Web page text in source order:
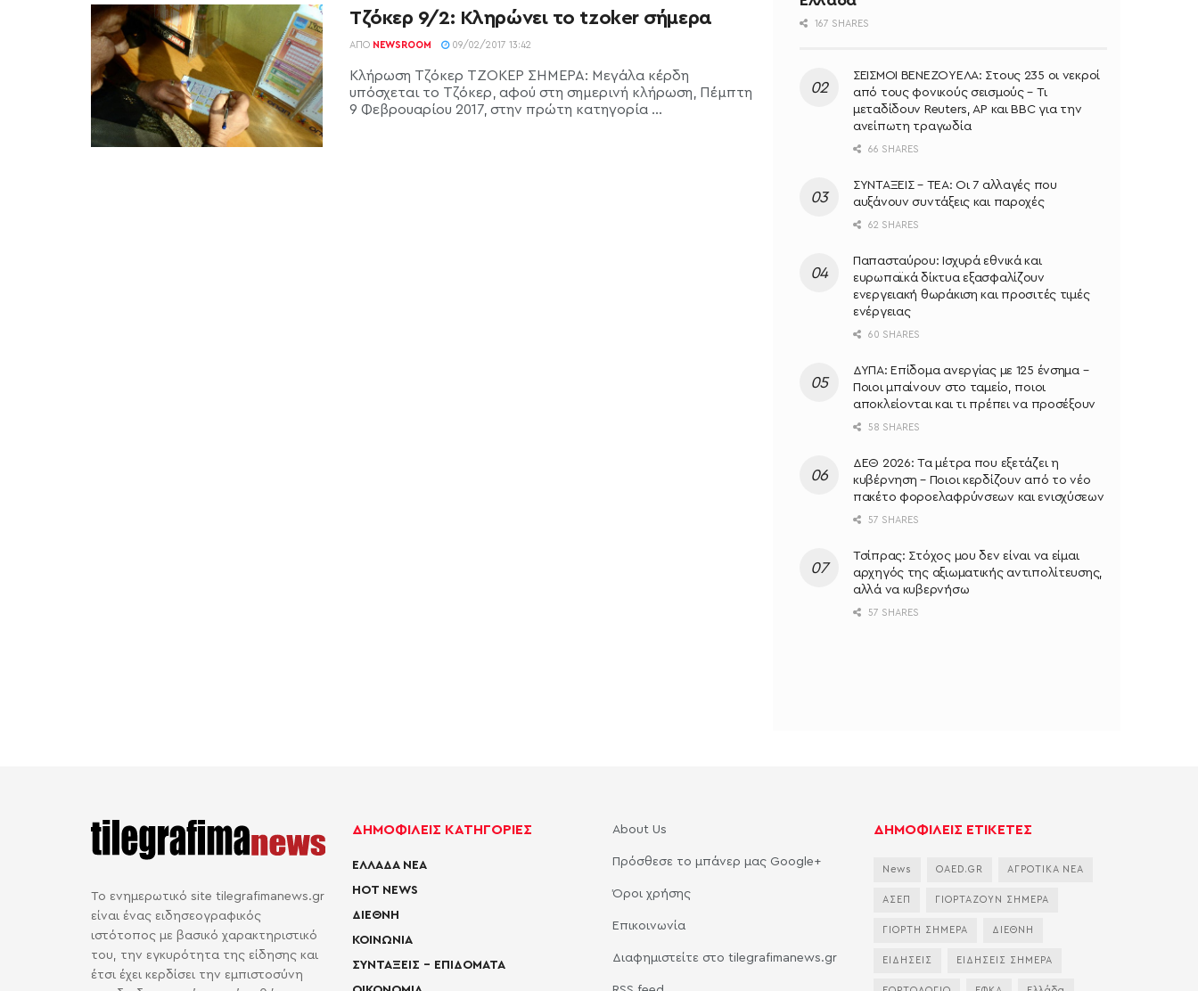
Τζόκερ 9/2: Κληρώνει το tzoker σήμερα
ΑΠΌ NEWSROOM 09/02/2017 13:42
Κλήρωση Τζόκερ ΤΖΟΚΕΡ ΣΗΜΕΡΑ: Μεγάλα κέρδη
υπόσχεται το Τζόκερ, αφού στη σημερινή κλήρωση, Πέμπτη
9 Φεβρουαρίου 2017, στην πρώτη κατηγορία ...
167 SHARES
ΣΕΙΣΜΟΙ ΒΕΝΕΖΟΥΕΛΑ: Στους 235 οι νεκροί
από τους φονικούς σεισμούς – Τι
μεταδίδουν Reuters, AP και BBC για την
ανείπωτη τραγωδία
66 SHARES
ΣΥΝΤΑΞΕΙΣ – ΤΕΑ: Οι 7 αλλαγές που
αυξάνουν συντάξεις και παροχές
62 SHARES
Παπασταύρου: Ισχυρά εθνικά και
ευρωπαϊκά δίκτυα εξασφαλίζουν
ενεργειακή θωράκιση και προσιτές τιμές
ενέργειας
60 SHARES
ΔΥΠΑ: Επίδομα ανεργίας με 125 ένσημα –
Ποιοι μπαίνουν στο ταμείο, ποιοι
αποκλείονται και τι πρέπει να προσέξουν
58 SHARES
ΔΕΘ 2026: Τα μέτρα που εξετάζει η
κυβέρνηση – Ποιοι κερδίζουν από το νέο
πακέτο φοροελαφρύνσεων και ενισχύσεων
57 SHARES
Τσίπρας: Στόχος μου δεν είναι να είμαι
αρχηγός της αξιωματικής αντιπολίτευσης,
αλλά να κυβερνήσω
57 SHARES
Το ενημερωτικό site tilegrafimanews.gr
είναι ένας ειδησεογραφικός
ιστότοπος με βασικό χαρακτηριστικό
του, την εγκυρότητα της είδησης και
έτσι έχει κερδίσει την εμπιστοσύνη
ΔΗΜΟΦΙΛΕΙΣ ΚΑΤΗΓΟΡΙΕΣ
ΕΛΛΑΔΑ ΝΕΑ
HOT NEWS
ΔΙΕΘΝΗ
ΚΟΙΝΩΝΙΑ
ΣΥΝΤΑΞΕΙΣ – ΕΠΙΔΟΜΑΤΑ
About Us
Πρόσθεσε το μπάνερ μας Google+
Όροι χρήσης
Επικοινωνία
Διαφημιστείτε στο tilegrafimanews.gr
ΔΗΜΟΦΙΛΕΙΣ ΕΤΙΚΕΤΕΣ
News OAED.GR ΑΓΡΟΤΙΚΑ ΝΕΑ
ΑΣΕΠ ΓΙΟΡΤΑΖΟΥΝ ΣΗΜΕΡΑ
ΓΙΟΡΤΗ ΣΗΜΕΡΑ ΔΙΕΘΝΗ
ΕΙΔΗΣΕΙΣ ΕΙΔΗΣΕΙΣ ΣΗΜΕΡΑ